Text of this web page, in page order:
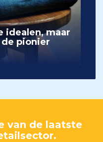
idealen, maar
pionier
van de laatste